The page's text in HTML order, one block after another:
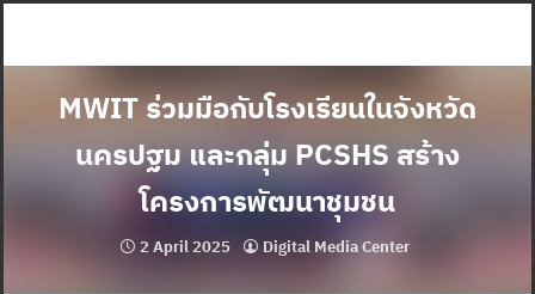
MWIT ร่วมมือกับโรงเรียนในจังหวัด
นครปฐม และกลุ่ม PCSHS สร้าง
โครงการพัฒนาชุมชน
2 April 2025 Digital Media Center